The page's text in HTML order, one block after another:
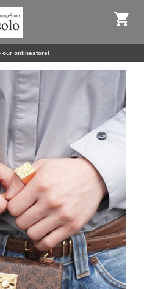
our onlinestore!